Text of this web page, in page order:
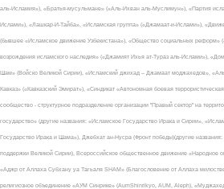
аль-Исламия»), «Братья-мусульмане» («Аль-Ихван аль-Муслимун»), «Партия
Ислами»), «Лашкар-И-Тайба», «Исламская группа» («Джамаат-и-Ислами»),
(бывшее «Исламское движение Узбекистана»), «Общество социальных
возрождения исламского наследия» («Джамият Ихья ат-Тураз аль-Ислами»),
Шам» (Войско Великой Сирии), «Исламский джихад – Джамаат моджахедов»,
Кавказ» («Кавказский Эмират»), «Синдикат «Автономная боевая
сообщество - структурное подразделение организации "Правый сектор" на
государство» (другие названия: «Исламское Государство Ирака и Сирии»,
Государство Ирака и Шама»), Джебхат ан-Нусра (Фронт победы)(другие
поддержки Великой Сирии), Всероссийское общественное движение «Народное
«Аджр от Аллаха Субхану уа Тагьаля SHAM» (Благословение от Аллаха
религиозное объединение «АУМ Синрике» (AumShinrikyo, AUM, Aleph),